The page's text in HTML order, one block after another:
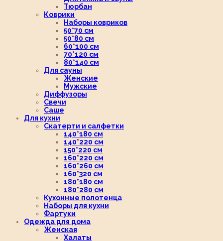
Тюрбан
Коврики
Наборы ковриков
50*70 см
50*80 см
60*100 см
70*120 см
80*140 см
Для сауны
Женские
Мужские
Диффузоры
Свечи
Саше
Для кухни
Скатерти и салфетки
140*180 см
140*220 см
150*220 см
160*220 см
160*260 см
160*320 см
180*180 см
180*280 см
Кухонные полотенца
Наборы для кухни
Фартуки
Одежда для дома
Женская
Халаты